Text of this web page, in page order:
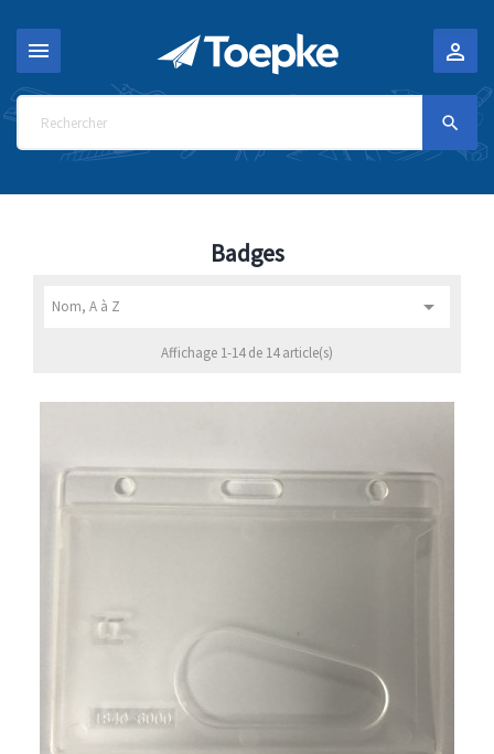
 

Badges
Nom, A à Z 
Affichage 1-14 de 14 article(s)